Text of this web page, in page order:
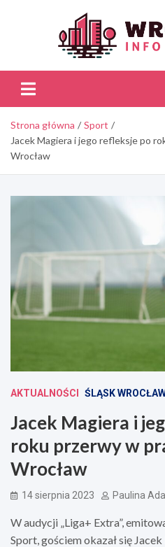
Strona główna
Sport
Jacek Magiera i jego refleksje po
Wrocław
AKTUALNOŚCI ŚLĄSK
Jacek Magiera i
roku przerwy w
Wrocław
14 sierpnia 2023 Paulina
W audycji „Liga+ Extra”,
Sport, gościem okazał się